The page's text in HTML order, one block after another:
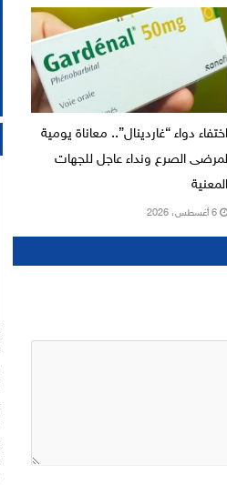
اختفاء دواء “غاردينال”.. معاناة يومية
لمرضى الصرع ونداء عاجل للجهات
المعنية
6 أغسطس، 2026